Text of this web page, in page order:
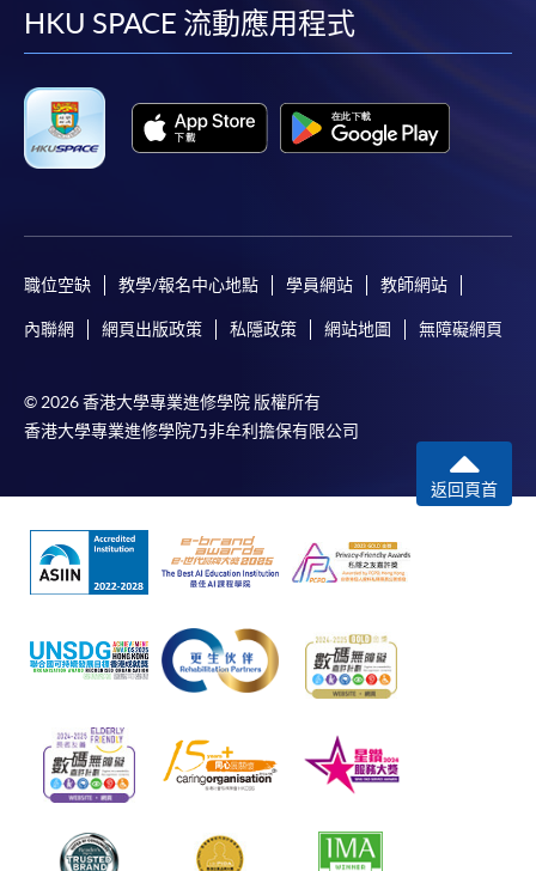
facebook
youtube
linkedin
HKU SPACE 流動應用程式
職位空缺 教學/報名中心地點 學員網站 教師網站
內聯網 網頁出版政策 私隱政策 網站地圖 無障礙網頁
© 2026 香港大學專業進修學院 版權所有
香港大學專業進修學院乃非牟利擔保有限公司
返回頁首